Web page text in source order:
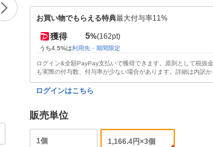
お買い物でもらえる特典最大付与率11%
獲得 5%(162pt)
うち4.5%は利用先・期間限定
ログイン&全額PayPay支払いで獲得できます。原則として税抜
も実際の付与数、付与率が少ない場合があります。詳細は内訳か
ログインはこちら
販売単位
1個
1,166.4円×3個